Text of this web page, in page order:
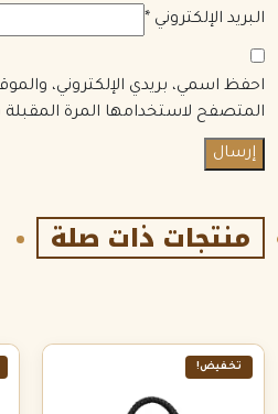
البريد الإلكتروني *
احفظ اسمي، بريدي الإلكتروني،
المتصفح لاستخدامها المرة
منتجات ذات صلة
تخفيض!